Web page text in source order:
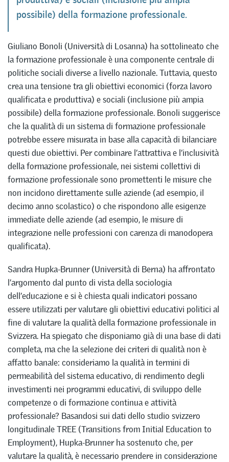
possibile) della formazione professionale.
Giuliano Bonoli (Università di Losanna) ha sottolineato che
la formazione professionale è una componente centrale di
politiche sociali diverse a livello nazionale. Tuttavia, questo
crea una tensione tra gli obiettivi economici (forza lavoro
qualificata e produttiva) e sociali (inclusione più ampia
possibile) della formazione professionale. Bonoli suggerisce
che la qualità di un sistema di formazione professionale
potrebbe essere misurata in base alla capacità di bilanciare
questi due obiettivi. Per combinare l’attrattiva e l’inclusività
della formazione professionale, nei sistemi collettivi di
formazione professionale sono promettenti le misure che
non incidono direttamente sulle aziende (ad esempio, il
decimo anno scolastico) o che rispondono alle esigenze
immediate delle aziende (ad esempio, le misure di
integrazione nelle professioni con carenza di manodopera
qualificata).
Sandra Hupka-Brunner (Università di Berna) ha affrontato
l’argomento dal punto di vista della sociologia
dell’educazione e si è chiesta quali indicatori possano
essere utilizzati per valutare gli obiettivi educativi politici al
fine di valutare la qualità della formazione professionale in
Svizzera. Ha spiegato che disponiamo già di una base di dati
completa, ma che la selezione dei criteri di qualità non è
affatto banale: consideriamo la qualità in termini di
permeabilità del sistema educativo, di rendimento degli
investimenti nei programmi educativi, di sviluppo delle
competenze o di formazione continua e attività
professionale? Basandosi sui dati dello studio svizzero
longitudinale TREE (Transitions from Initial Education to
Employment), Hupka-Brunner ha sostenuto che, per
valutare la qualità, è necessario prendere in considerazione